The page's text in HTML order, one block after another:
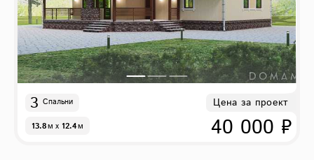
3 Спальни
13.8м x 12.4м
Цена за проект
40 000 ₽